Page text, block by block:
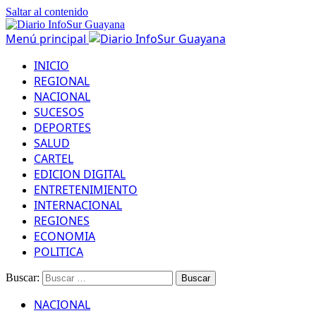
Saltar al contenido
Menú principal
INICIO
REGIONAL
NACIONAL
SUCESOS
DEPORTES
SALUD
CARTEL
EDICION DIGITAL
ENTRETENIMIENTO
INTERNACIONAL
REGIONES
ECONOMIA
POLITICA
Buscar:
NACIONAL